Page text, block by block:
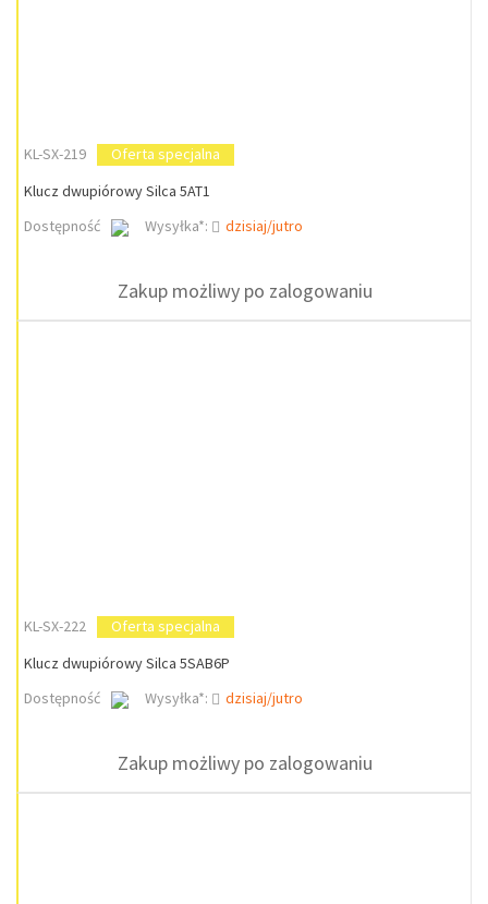
KL-SX-219
Oferta specjalna
Klucz dwupiórowy Silca 5AT1
Dostępność
Wysyłka*: dzisiaj/jutro
Zakup możliwy po zalogowaniu
KL-SX-222
Oferta specjalna
Klucz dwupiórowy Silca 5SAB6P
Dostępność
Wysyłka*: dzisiaj/jutro
Zakup możliwy po zalogowaniu